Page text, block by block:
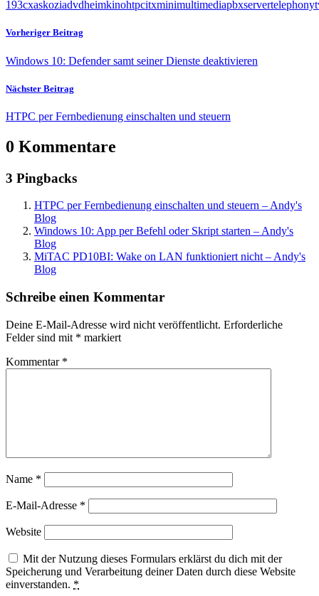
193cxaskoziadvdheimkinohtpcitxminimultimediapbxservertelephony
Vorheriger Beitrag
Windows 10: Defender samt seiner Dienste deaktivieren
Nächster Beitrag
HTPC per Fernbedienung einschalten und steuern
0 Kommentare
3 Pingbacks
HTPC per Fernbedienung einschalten und steuern – Andy's
Blog
Windows 10: App per Befehl oder Skript starten – Andy's
Blog
MiTAC PD10BI: Wake on LAN funktioniert nicht – Andy's
Blog
Schreibe einen Kommentar
Deine E-Mail-Adresse wird nicht veröffentlicht. Erforderliche
Felder sind mit * markiert
Kommentar *
Name *
E-Mail-Adresse *
Website
Mit der Nutzung dieses Formulars erklärst du dich mit der
Speicherung und Verarbeitung deiner Daten durch diese Website
einverstanden. *